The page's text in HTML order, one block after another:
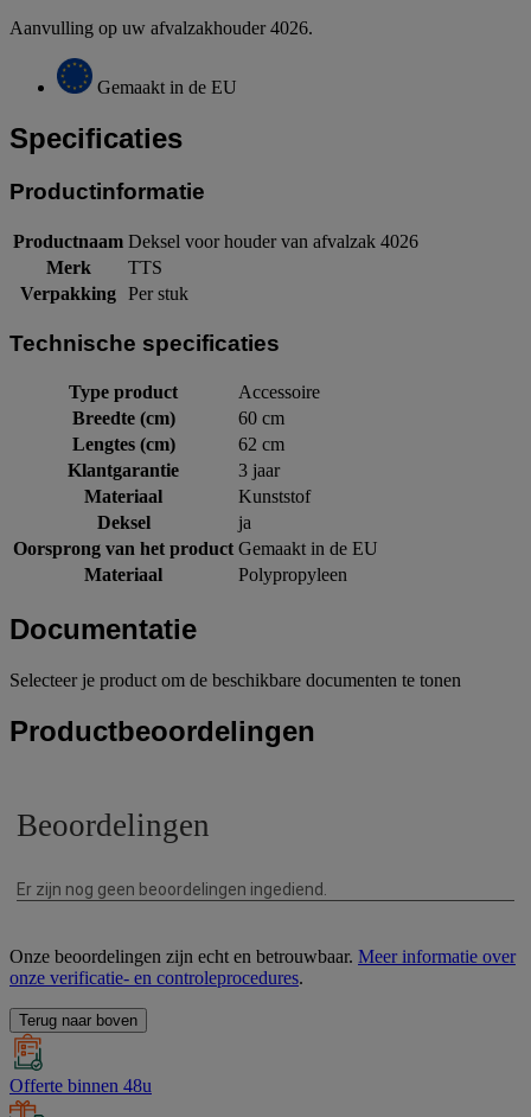
Aanvulling op uw afvalzakhouder 4026.
Gemaakt in de EU
Specificaties
Productinformatie
Productnaam Deksel voor houder van afvalzak 4026
Merk
TTS
Verpakking Per stuk
Technische specificaties
Type product
Accessoire
Breedte (cm)
60 cm
Lengtes (cm)
62 cm
Klantgarantie
3 jaar
Materiaal
Kunststof
Deksel
ja
Oorsprong van het product Gemaakt in de EU
Materiaal
Polypropyleen
Documentatie
Selecteer je product om de beschikbare documenten te tonen
Productbeoordelingen
Onze beoordelingen zijn echt en betrouwbaar. Meer informatie over
onze verificatie- en controleprocedures.
Terug naar boven
Offerte binnen 48u